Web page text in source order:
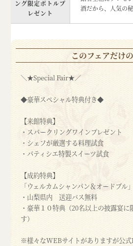
ング限定ボトルプ
レゼント
酒だから、人気の
このフェアだけ
＼★Special Fair★／
◆豪華スペシャル特典付き◆
【来館特典】
・スパークリングワインプレゼント
・シェフが厳選する料理試食
・パティシエ特製スイーツ試食
【成約特典】
「ウェルカムシャンパン＆オードブル」
・山梨県内 送迎バス無料
・豪華１０特典（20名以上の披露宴に
す）
※様々なWEBサイトがありますが公